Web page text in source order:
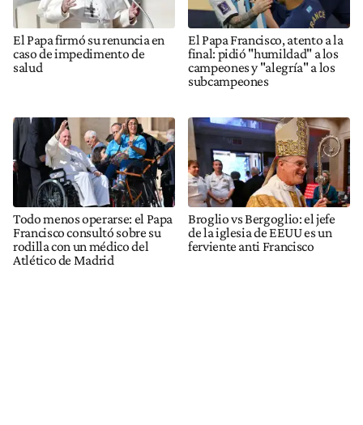
El Papa firmó su renuncia en
caso de impedimento de
salud
El Papa Francisco, atento a la
final: pidió "humildad" a los
campeones y "alegría" a los
subcampeones
Todo menos operarse: el Papa
Francisco consultó sobre su
rodilla con un médico del
Atlético de Madrid
Broglio vs Bergoglio: el jefe
de la iglesia de EEUU es un
ferviente anti Francisco